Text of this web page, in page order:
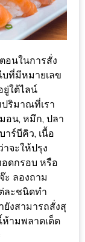
อนในการสั่ง
ที่มีหมายเลข
ยู่ใต้ไลน์
ริมาณที่เรา
อน, หมึก, ปลา
ร์บีคิว, เนื้อ
าจะให้ปรุง
อดกรอบ หรือ
ะ ลองถาม
ละชนิดทำ
งสามารถสั่งสุ
ห้ามพลาดเด็ด